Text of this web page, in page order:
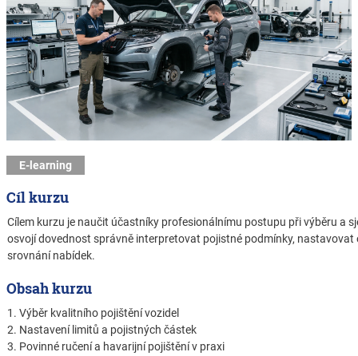
E-learning
Cíl kurzu
Cílem kurzu je naučit účastníky profesionálnímu postupu při výběru a
osvojí dovednost správně interpretovat pojistné podmínky,
srovnání nabídek.
Obsah kurzu
1. Výběr kvalitního pojištění vozidel
2. Nastavení limitů a pojistných částek
3. Povinné ručení a havarijní pojištění v praxi